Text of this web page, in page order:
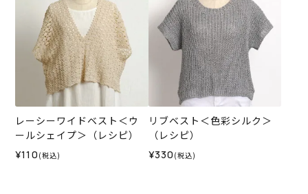
レーシーワイドベスト＜ウ
ールシェイプ＞（レシピ）
¥110 (税込)
リブベスト＜色彩シルク＞
（レシピ）
¥330 (税込)